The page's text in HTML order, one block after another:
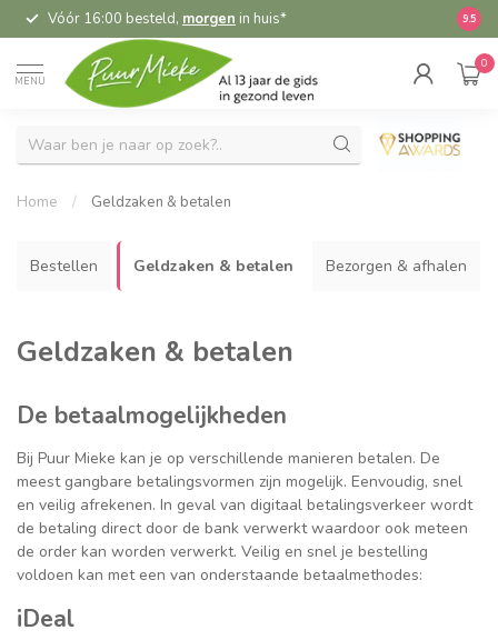
Vóór 16:00 besteld, morgen in huis* 9.5
MENU
0
Home / Geldzaken & betalen
Bestellen Geldzaken & betalen Bezorgen & afhalen
Geldzaken & betalen
De betaalmogelijkheden
Bij Puur Mieke kan je op verschillende manieren betalen. De
meest gangbare betalingsvormen zijn mogelijk. Eenvoudig, snel
en veilig afrekenen. In geval van digitaal betalingsverkeer wordt
de betaling direct door de bank verwerkt waardoor ook meteen
de order kan worden verwerkt. Veilig en snel je bestelling
voldoen kan met een van onderstaande betaalmethodes:
iDeal